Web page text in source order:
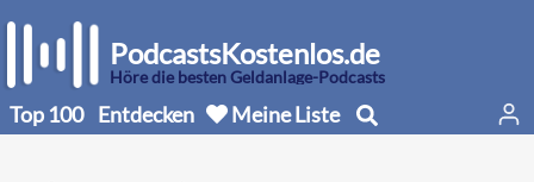
PodcastsKostenlos.de
Höre die besten Geldanlage-Podcasts
Top 100 Entdecken Meine Liste